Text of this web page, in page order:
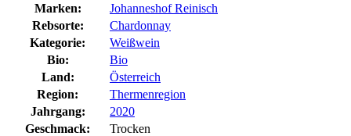
Marken:
Johanneshof Reinisch
Rebsorte:
Chardonnay
Kategorie:
Weißwein
Bio:
Bio
Land:
Österreich
Region:
Thermenregion
Jahrgang:
2020
Geschmack:
Trocken